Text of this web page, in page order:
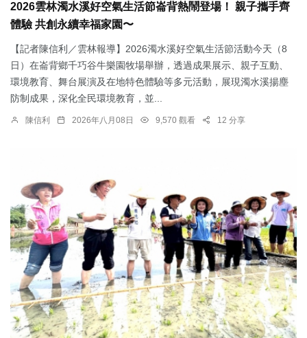
2026雲林濁水溪好空氣生活節崙背熱鬧登場！ 親子攜手齊
體驗 共創永續幸福家園〜
【記者陳信利／雲林報導】2026濁水溪好空氣生活節活動今天（8
日）在崙背鄉千巧谷牛樂園牧場舉辦，透過成果展示、親子互動、
環境教育、舞台展演及在地特色體驗等多元活動，展現濁水溪揚塵
防制成果，深化全民環境教育，並...
陳信利 2026年八月08日 9,570 觀看 12 分享